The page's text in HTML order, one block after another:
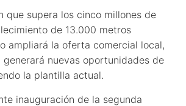
que supera los cinco millones de
de 13.000 metros
ampliará la oferta comercial local,
generará nuevas oportunidades de
la plantilla actual.
inauguración de la segunda